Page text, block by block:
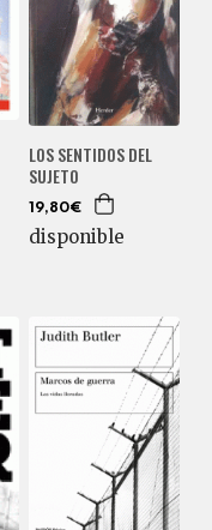
LOS SENTIDOS DEL
SUJETO
19,80€
disponible